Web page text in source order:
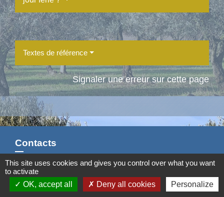
Textes de référence
Signaler une erreur sur cette page
Contacts
Commune d'Aubord
1 Place de la Mairie
30620 Aubord - FRANCE
This site uses cookies and gives you control over what you want
to activate
OK, accept all
Deny all cookies Personalize